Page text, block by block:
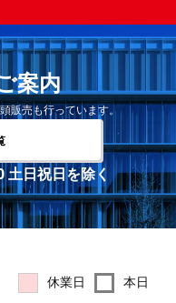
案内
販売も行っています。
土日祝日を除く
休業日 本日